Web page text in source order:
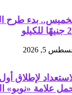
بدء طرح
5, 2026
لإطلاق
علامة «نوبو»